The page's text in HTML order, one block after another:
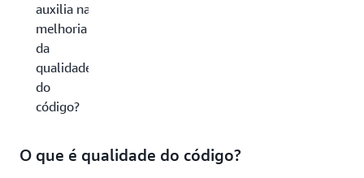
auxilia na
melhoria
da
qualidade
do
código?
O que é qualidade do código?